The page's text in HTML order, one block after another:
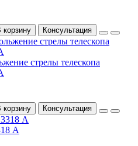
корзину Консультация
стрелы телескопа
корзину Консультация
A